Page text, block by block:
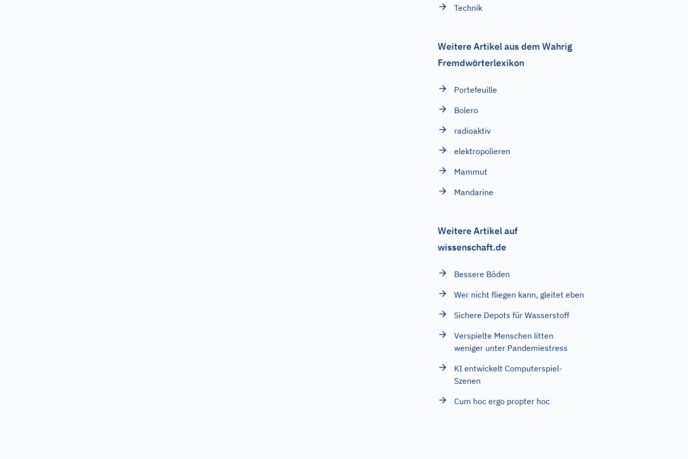
Technik
Weitere Artikel aus dem Wahrig
Fremdwörterlexikon
Portefeuille
Bolero
radioaktiv
elektropolieren
Mammut
Mandarine
Weitere Artikel auf
wissenschaft.de
Bessere Böden
Wer nicht fliegen kann, gleitet eben
Sichere Depots für Wasserstoff
Verspielte Menschen litten
weniger unter Pandemiestress
KI entwickelt Computerspiel-
Szenen
Cum hoc ergo propter hoc